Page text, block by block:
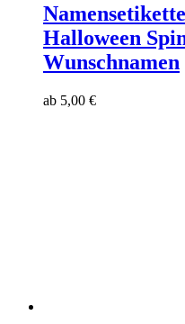
Halloween
Wunschnamen
ab 5,00 €